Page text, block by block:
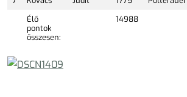
Élő
pontok
összesen:
14988